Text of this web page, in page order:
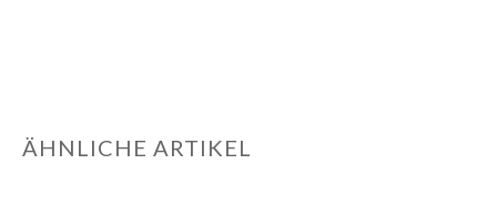
ÄHNLICHE ARTIKEL